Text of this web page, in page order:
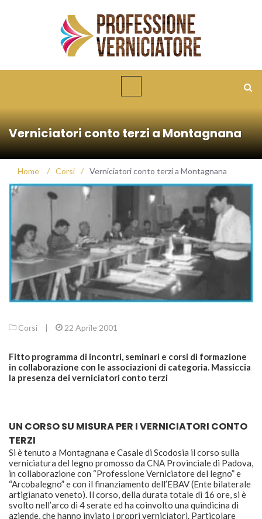
Verniciatori conto terzi a Montagnana
Home / Corsi / Verniciatori conto terzi a Montagnana
Corsi | 22 Aprile 2001
Fitto programma di incontri, seminari e corsi di formazione
in collaborazione con le associazioni di categoria. Massiccia
la presenza dei verniciatori conto terzi
UN CORSO SU MISURA PER I VERNICIATORI CONTO
TERZI
Si è tenuto a Montagnana e Casale di Scodosia il corso sulla
verniciatura del legno promosso da CNA Provinciale di Padova,
in collaborazione con “Professione Verniciatore del legno” e
“Arcobalegno” e con il finanziamento dell’EBAV (Ente bilaterale
artigianato veneto). Il corso, della durata totale di 16 ore, si è
svolto nell’arco di 4 serate ed ha coinvolto una quindicina di
aziende, che hanno inviato i propri verniciatori. Particolare